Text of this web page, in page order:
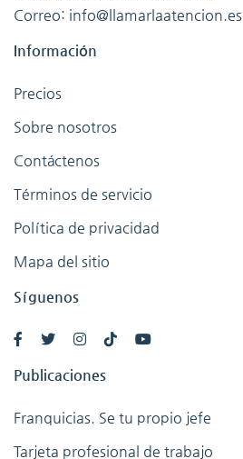
Correo: info@llamarlaatencion.es
Información
Precios
Sobre nosotros
Contáctenos
Términos de servicio
Política de privacidad
Mapa del sitio
Síguenos
Publicaciones
Franquicias. Se tu propio jefe
Tarjeta profesional de trabajo